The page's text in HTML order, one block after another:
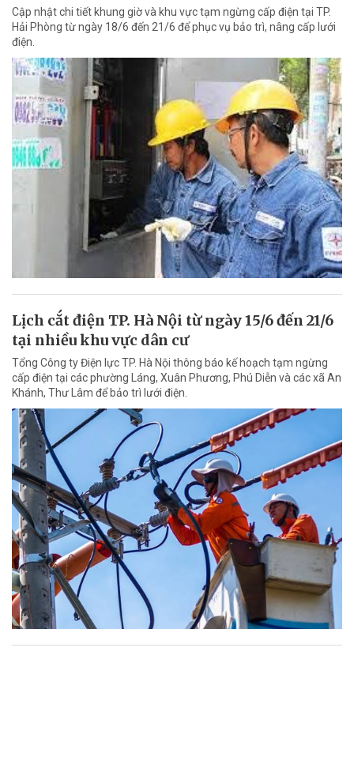
Cập nhật chi tiết khung giờ và khu vực tạm ngừng cấp điện tại TP.
Hải Phòng từ ngày 18/6 đến 21/6 để phục vụ bảo trì, nâng cấp lưới
điện.
Lịch cắt điện TP. Hà Nội từ ngày 15/6 đến 21/6
tại nhiều khu vực dân cư
Tổng Công ty Điện lực TP. Hà Nội thông báo kế hoạch tạm ngừng
cấp điện tại các phường Láng, Xuân Phương, Phú Diễn và các xã An
Khánh, Thư Lâm để bảo trì lưới điện.